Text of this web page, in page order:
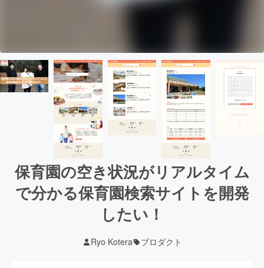
保育園の空き状況がリアルタイム
で分かる保育園検索サイトを開発
したい！
Ryo Kotera プロダクト